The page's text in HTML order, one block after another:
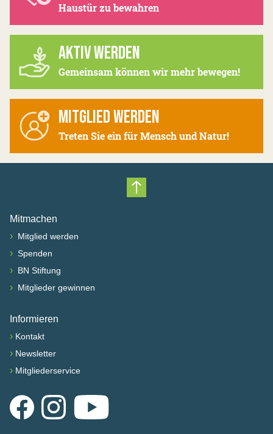
Haustür zu bewahren
AKTIV WERDEN
Gemeinsam können wir mehr bewegen!
MITGLIED WERDEN
Treten Sie ein für Mensch und Natur!
Nach oben scrollen
Mitmachen
› Mitglied werden
› Spenden
› BN Stiftung
› Mitglieder gewinnen
Informieren
› Kontakt
› Newsletter
› Mitgliederservice
FacebookInstagramYouTube